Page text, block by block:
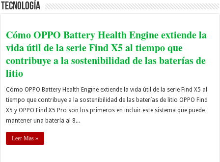
Tecnología
Cómo OPPO Battery Health Engine extiende la
vida útil de la serie Find X5 al tiempo que
contribuye a la sostenibilidad de las baterías de
litio
Cómo OPPO Battery Health Engine extiende la vida útil de la serie Find X5 al
tiempo que contribuye a la sostenibilidad de las baterías de litio OPPO Find
X5 y OPPO Find X5 Pro son los primeros en incluir este sistema que puede
mantener una batería al 8...
Leer Mas »